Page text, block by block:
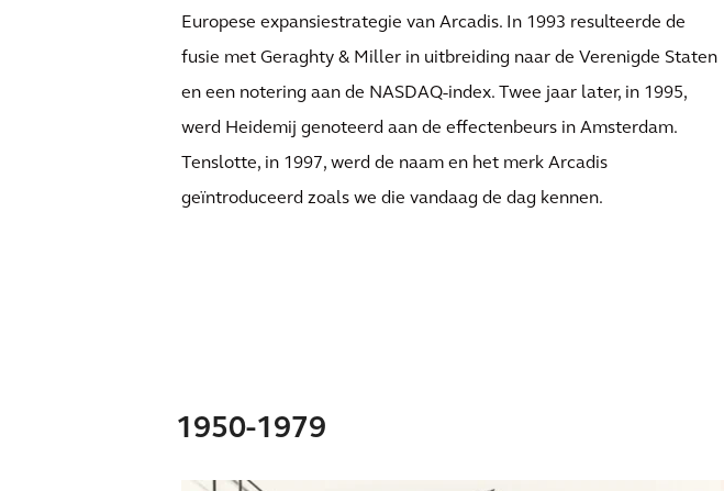
Europese expansiestrategie van Arcadis. In 1993 resulteerde de
fusie met Geraghty & Miller in uitbreiding naar de Verenigde Staten
en een notering aan de NASDAQ-index. Twee jaar later, in 1995,
werd Heidemij genoteerd aan de effectenbeurs in Amsterdam.
Tenslotte, in 1997, werd de naam en het merk Arcadis
geïntroduceerd zoals we die vandaag de dag kennen.
1950-1979